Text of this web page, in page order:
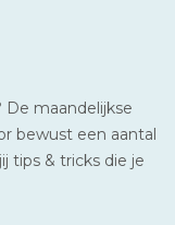
maandelijkse
bewust een aantal
tips & tricks die je